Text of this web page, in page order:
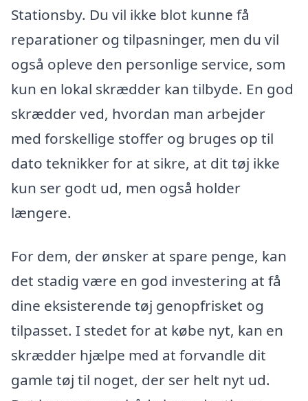
Stationsby. Du vil ikke blot kunne få
reparationer og tilpasninger, men du vil
også opleve den personlige service, som
kun en lokal skrædder kan tilbyde. En god
skrædder ved, hvordan man arbejder
med forskellige stoffer og bruges op til
dato teknikker for at sikre, at dit tøj ikke
kun ser godt ud, men også holder
længere.
For dem, der ønsker at spare penge, kan
det stadig være en god investering at få
dine eksisterende tøj genopfrisket og
tilpasset. I stedet for at købe nyt, kan en
skrædder hjælpe med at forvandle dit
gamle tøj til noget, der ser helt nyt ud.